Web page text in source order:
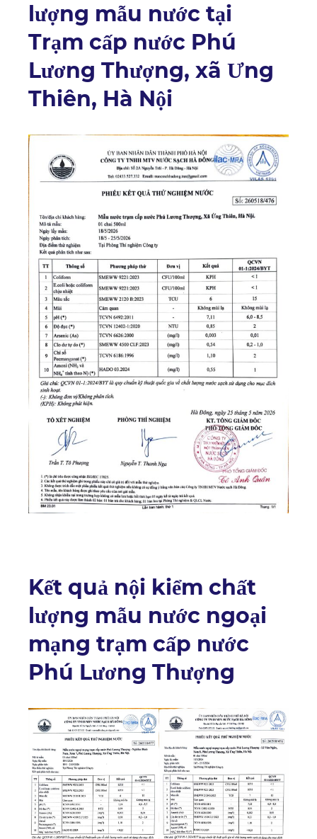
lượng mẫu nước tại
Trạm cấp nước Phú
Lương Thượng, xã Ưng
Thiên, Hà Nội
Kết quả nội kiểm chất
lượng mẫu nước ngoại
mạng trạm cấp nước
Phú Lương Thượng